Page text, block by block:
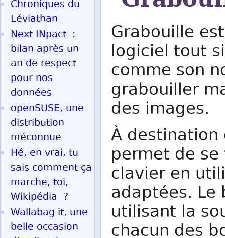
Grabouille
logiciel tout
comme son
grabouiller
des images.
À
permet de
clavier en
adaptées.
utilisant la
chacun des
Chroniques du
Léviathan
Next INpact :
bilan après un
an de respect
pour nos
données
openSUSE, une
distribution
méconnue
Hé, en vrai, tu
sais comment ça
marche, toi,
Wikipédia ?
Wallabag it, une
belle occasion